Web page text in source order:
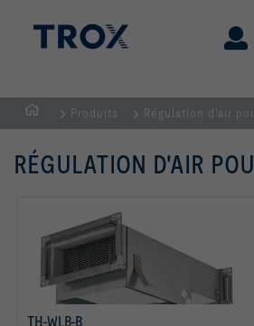
Page
d'accueil
Produits Régulation d'air
RÉGULATION D'AIR
TH-WLB-B